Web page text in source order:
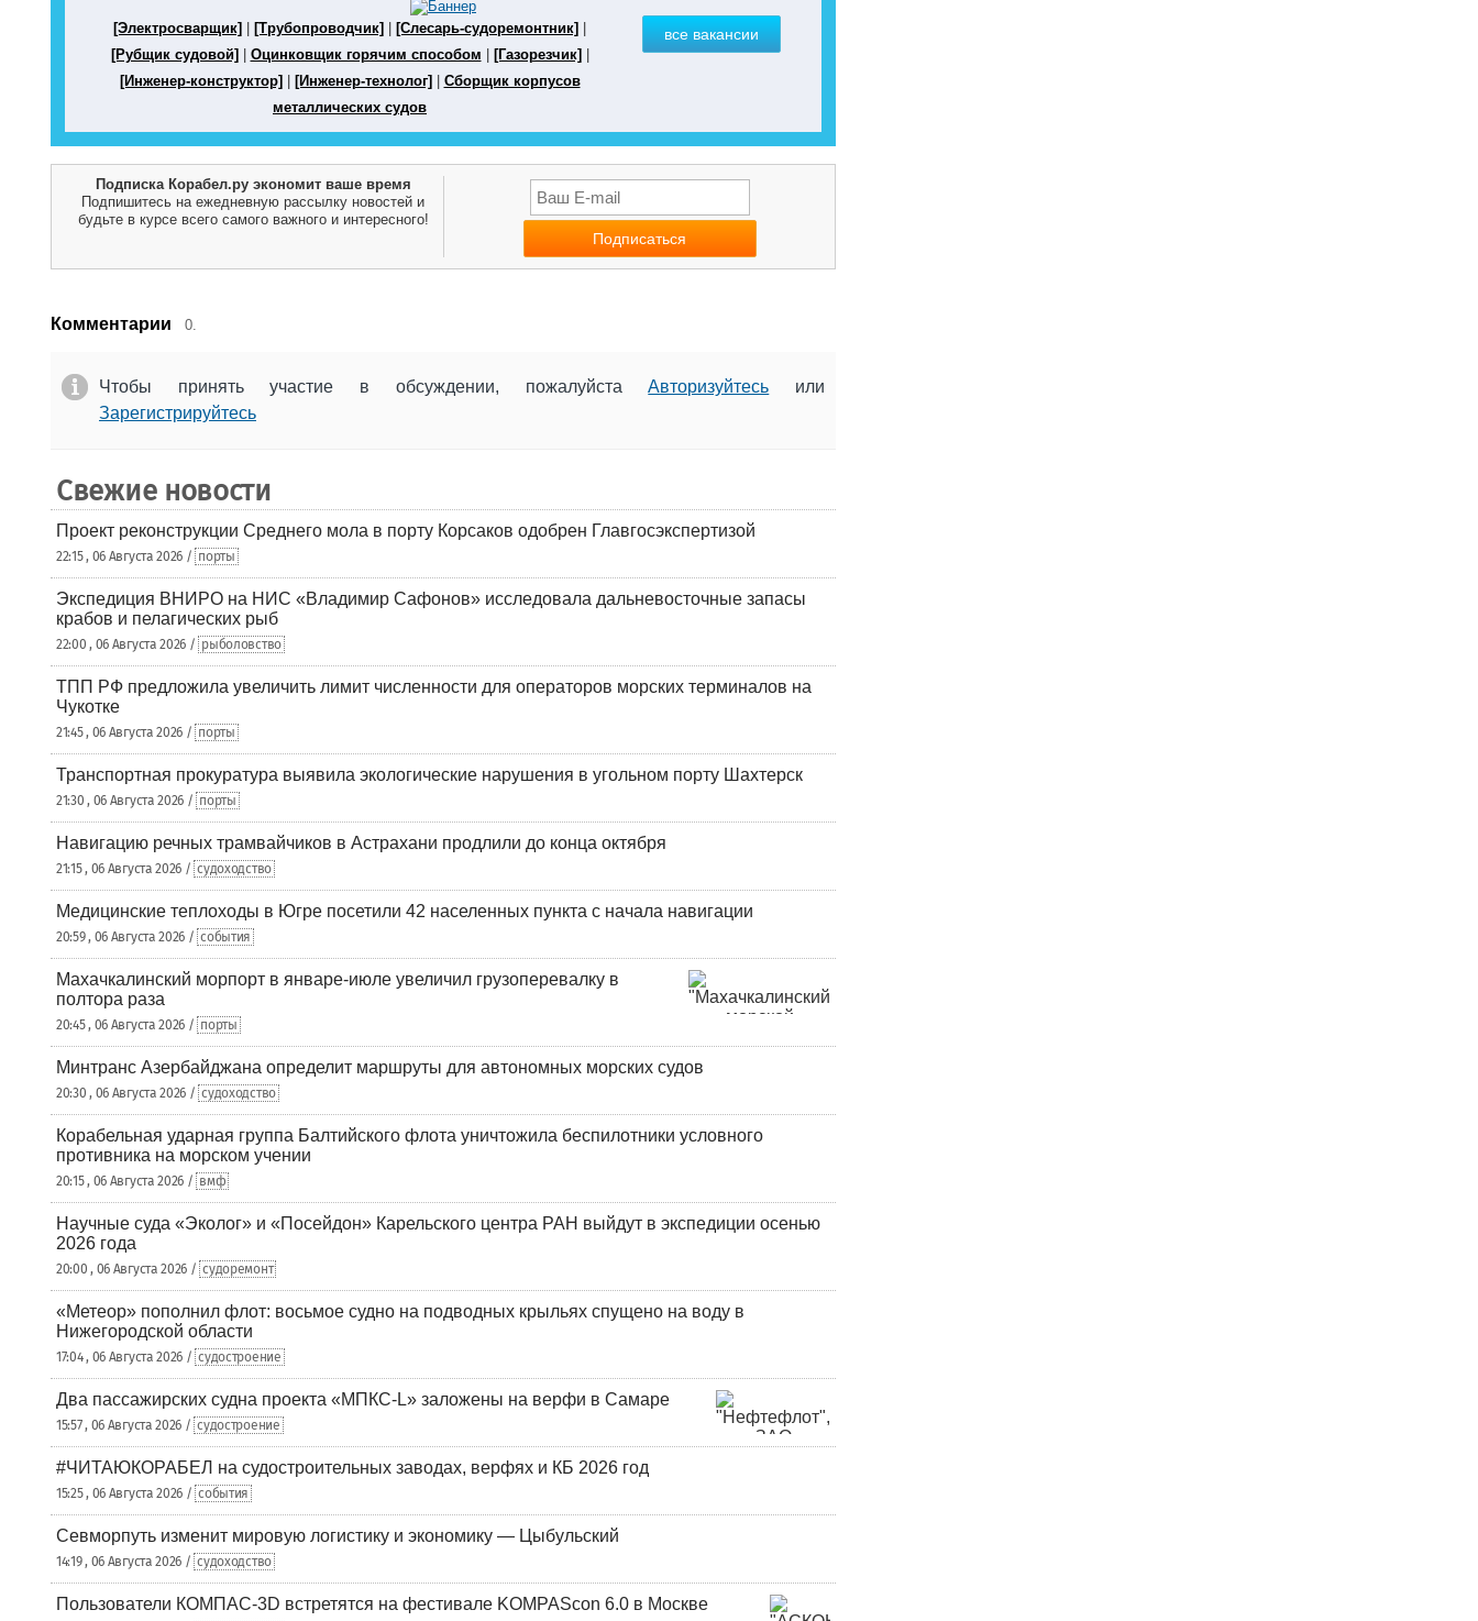
[Электросварщик] [Трубопроводчик] [Слесарь-судоремонтник]
[Рубщик судовой]
Оцинковщик горячим способом [Газорезчик]
[Инженер-конструктор]
[Инженер-технолог]
Сборщик корпусов
металлических судов
все вакансии
Подписка Корабел.ру экономит ваше время
Подпишитесь на ежедневную рассылку новостей и
будьте в курсе всего самого важного и интересного!
Комментарии 0.
Чтобы принять участие в обсуждении, пожалуйстаАвторизуйтесь или
Зарегистрируйтесь
Свежие новости
Проект реконструкции Среднего мола в порту Корсаков одобрен Главгосэкспертизой
22:15 , 06 Августа 2026 / порты
Экспедиция ВНИРО на НИС «Владимир Сафонов» исследовала дальневосточные запасы
крабов и пелагических рыб
22:00 , 06 Августа 2026 / рыболовство
ТПП РФ предложила увеличить лимит численности для операторов морских терминалов на
Чукотке
21:45 , 06 Августа 2026 / порты
Транспортная прокуратура выявила экологические нарушения в угольном порту Шахтерск
21:30 , 06 Августа 2026 / порты
Навигацию речных трамвайчиков в Астрахани продлили до конца октября
21:15 , 06 Августа 2026 / судоходство
Медицинские теплоходы в Югре посетили 42 населенных пункта с начала навигации
20:59 , 06 Августа 2026 / события
Махачкалинский морпорт в январе-июле увеличил грузоперевалку в
полтора раза
20:45 , 06 Августа 2026 / порты
Минтранс Азербайджана определит маршруты для автономных морских судов
20:30 , 06 Августа 2026 / судоходство
Корабельная ударная группа Балтийского флота уничтожила беспилотники условного
противника на морском учении
20:15 , 06 Августа 2026 / вмф
Научные суда «Эколог» и «Посейдон» Карельского центра РАН выйдут в экспедиции осенью
2026 года
20:00 , 06 Августа 2026 / судоремонт
«Метеор» пополнил флот: восьмое судно на подводных крыльях спущено на воду в
Нижегородской области
17:04 , 06 Августа 2026 / судостроение
Два пассажирских судна проекта «МПКС-L» заложены на верфи в Самаре
15:57 , 06 Августа 2026 / судостроение
#ЧИТАЮКОРАБЕЛ на судостроительных заводах, верфях и КБ 2026 год
15:25 , 06 Августа 2026 / события
Севморпуть изменит мировую логистику и экономику — Цыбульский
14:19 , 06 Августа 2026 / судоходство
Пользователи КОМПАС-3D встретятся на фестивале KOMPAScon 6.0 в Москве